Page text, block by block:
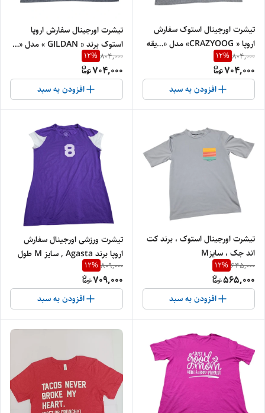
تیشرت اورجینال استوک سفارش
اروپا « CRAZYOOG» مدل «…یقه
کد ۵ | جنس پنبه‌ای درجه‌یک
804,000
12%
704,000
افزودن به سبد
تیشرت اورجینال سفارش اروپا
استوک برند « GILDAN » مدل «…
804,000
12%
704,000
افزودن به سبد
تیشرت اورجینال استوک ، برند کت
اند جک ، سایزM
645,000
12%
565,000
افزودن به سبد
تیشرت ورزشی اورجینال سفارش
اروپا برند Agasta , سایز M طول
66 عرض 44 کد 16
809,000
12%
709,000
افزودن به سبد